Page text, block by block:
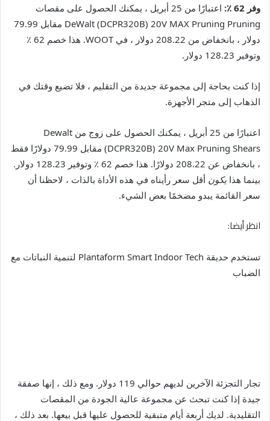
وفر 62 ٪:
اعتبارًا من 25 أبريل ، يمكنك الحصول على مقصات
DeWalt (DCPR320B) 20V MAX Pruning Pruning مقابل 79.99
دولار ، بانخفاض من 208.22 دولار ، في WOOT. هذا خصم 62 ٪
وتوفير 128.23 دولار.
إذا كنت بحاجة إلى مجموعة جديدة من التقليم ، فلا تضيع وقتك في
الذهاب إلى متجر الأجهزة.
اعتبارًا من 25 أبريل ، يمكنك الحصول على زوج من Dewalt
(DCPR320B) 20V Max Pruning Shears مقابل 79.99 دولارًا فقط
، بانخفاض عن 208.22 دولارًا. هذا خصم 62 ٪ وتوفير 128.23 دولار.
بينما هذا يكون أقل سعر رأيناه في هذه الأداة بالذات ، لاحظنا أن
سعر القائمة يبدو مضخمًا بعض الشيء.
انظر أيضا:
تستخدم حديقة Plantaform Smart Indoor Tech لتنمية النباتات مع
الضباب
تجار التجزئة الآخرين لديهم حوالي 119 دولار. ومع ذلك ، إنها صفقة
جيدة إذا كنت تبحث عن مجموعة عالية الجودة من المقصات
التقليدية. لديك أربعة أيام متبقية للحصول عليها قبل بيعها. بعد ذلك ،